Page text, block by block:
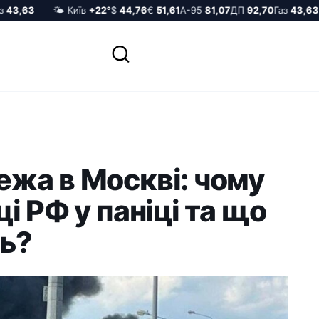
🌤️ Київ+22°$44,76€51,61А-9581,07ДП92,70Газ43,63
в Москві: чому
РФ у паніці та що